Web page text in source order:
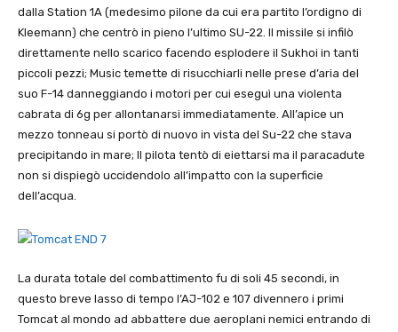
dalla Station 1A (medesimo pilone da cui era partito l’ordigno di
Kleemann) che centrò in pieno l’ultimo SU-22. Il missile si infilò
direttamente nello scarico facendo esplodere il Sukhoi in tanti
piccoli pezzi; Music temette di risucchiarli nelle prese d’aria del
suo F-14 danneggiando i motori per cui eseguì una violenta
cabrata di 6g per allontanarsi immediatamente. All’apice un
mezzo tonneau si portò di nuovo in vista del Su-22 che stava
precipitando in mare; Il pilota tentò di eiettarsi ma il paracadute
non si dispiegò uccidendolo all’impatto con la superficie
dell’acqua.
La durata totale del combattimento fu di soli 45 secondi, in
questo breve lasso di tempo l’AJ-102 e 107 divennero i primi
Tomcat al mondo ad abbattere due aeroplani nemici entrando di